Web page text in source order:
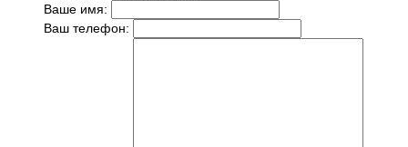
Ваше имя:
Ваш телефон: